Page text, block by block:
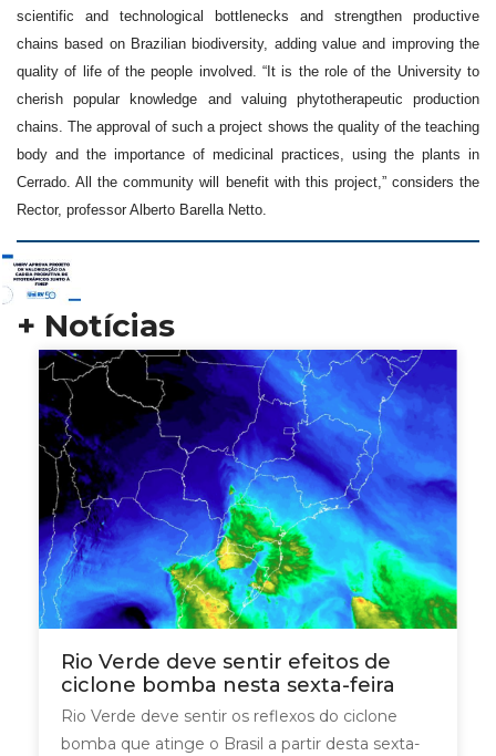
scientific and technological bottlenecks and strengthen productive
chains based on Brazilian biodiversity, adding value and improving the
quality of life of the people involved. “It is the role of the University to
cherish popular knowledge and valuing phytotherapeutic production
chains. The approval of such a project shows the quality of the teaching
body and the importance of medicinal practices, using the plants in
Cerrado. All the community will benefit with this project,” considers the
Rector, professor Alberto Barella Netto.
+ Notícias
Rio Verde deve sentir efeitos de
ciclone bomba nesta sexta-feira
Rio Verde deve sentir os reflexos do ciclone
bomba que atinge o Brasil a partir desta sexta-